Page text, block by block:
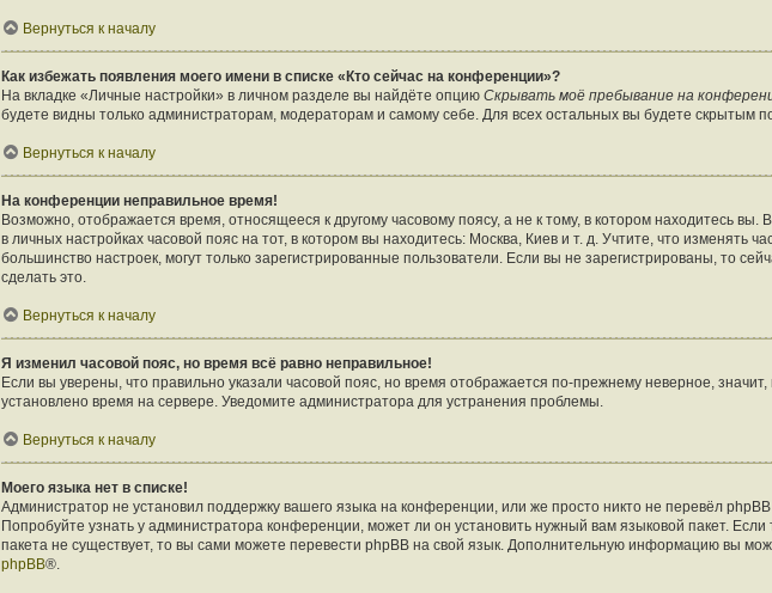
Вернуться к началу
Как избежать появления моего имени в списке «Кто сейчас на конференции»?
На вкладке «Личные настройки» в личном разделе вы найдёте опцию Скрывать моё пребывание на
будете видны только администраторам, модераторам и самому себе. Для всех остальных вы будете скрытым
Вернуться к началу
На конференции неправильное время!
Возможно, отображается время, относящееся к другому часовому поясу, а не к тому, в котором находитесь вы.
в личных настройках часовой пояс на тот, в котором вы находитесь: Москва, Киев и т. д. Учтите, что изменять
большинство настроек, могут только зарегистрированные пользователи. Если вы не зарегистрированы, то
сделать это.
Вернуться к началу
Я изменил часовой пояс, но время всё равно неправильное!
Если вы уверены, что правильно указали часовой пояс, но время отображается по-прежнему неверное,
установлено время на сервере. Уведомите администратора для устранения проблемы.
Вернуться к началу
Моего языка нет в списке!
Администратор не установил поддержку вашего языка на конференции, или же просто никто не перевёл
Попробуйте узнать у администратора конференции, может ли он установить нужный вам языковой пакет. Если
пакета не существует, то вы сами можете перевести phpBB на свой язык. Дополнительную информацию вы
phpBB®.